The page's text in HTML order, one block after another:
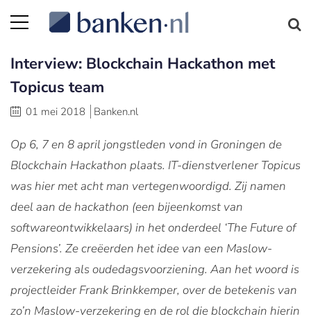
Interview: Blockchain Hackathon met
Topicus team
01 mei 2018 Banken.nl
Op 6, 7 en 8 april jongstleden vond in Groningen de
Blockchain Hackathon plaats. IT-dienstverlener Topicus
was hier met acht man vertegenwoordigd. Zij namen
deel aan de hackathon (een bijeenkomst van
softwareontwikkelaars) in het onderdeel ‘The Future of
Pensions’. Ze creëerden het idee van een Maslow-
verzekering als oudedagsvoorziening. Aan het woord is
projectleider Frank Brinkkemper, over de betekenis van
zo’n Maslow-verzekering en de rol die blockchain hierin